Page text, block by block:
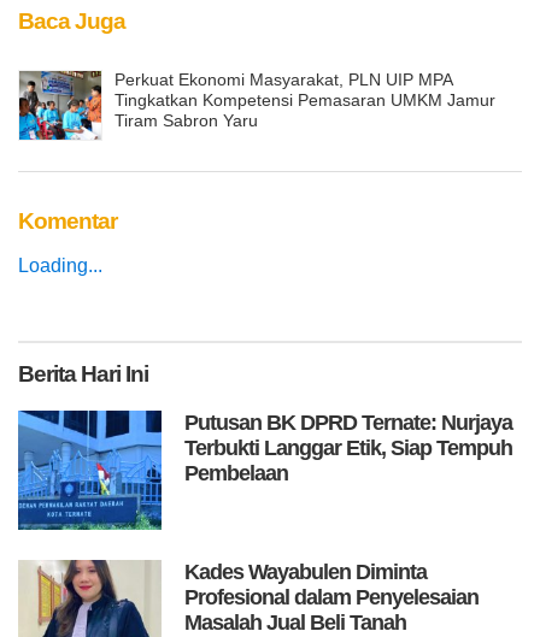
Baca Juga
Perkuat Ekonomi Masyarakat, PLN UIP MPA
Tingkatkan Kompetensi Pemasaran UMKM Jamur
Tiram Sabron Yaru
Komentar
Loading...
BeritaHari Ini
Putusan BK DPRD Ternate: Nurjaya
Terbukti Langgar Etik, Siap Tempuh
Pembelaan
Kades Wayabulen Diminta
Profesional dalam Penyelesaian
Masalah Jual Beli Tanah